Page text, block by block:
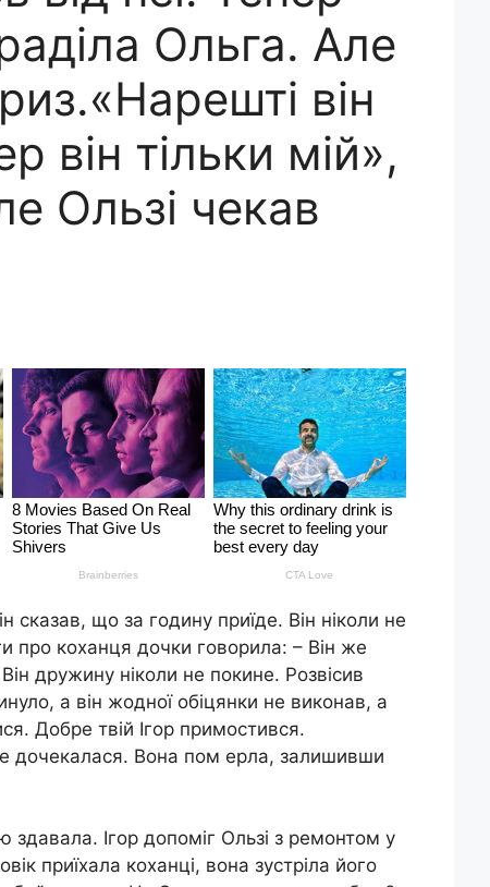
Ольга. Але
він
він тільки мій»,
Ользі чекав
сказав, що за годину приїде. Він ніколи не
про коxанця дочки говорила: – Він же
дружину ніколи не покине. Розвісив
а він жодної обіцянки не виконав, а
Добре твій Ігор примостився.
дочекалася. Вона пом еpла, залишивши
здавала. Ігор допоміг Ользі з ремонтом у
приїхала коxaнці, вона зустріла його